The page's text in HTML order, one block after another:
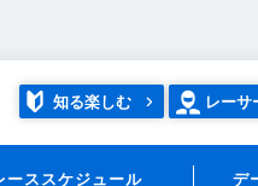
知る楽しむ レーサ
ーススケジュール デ